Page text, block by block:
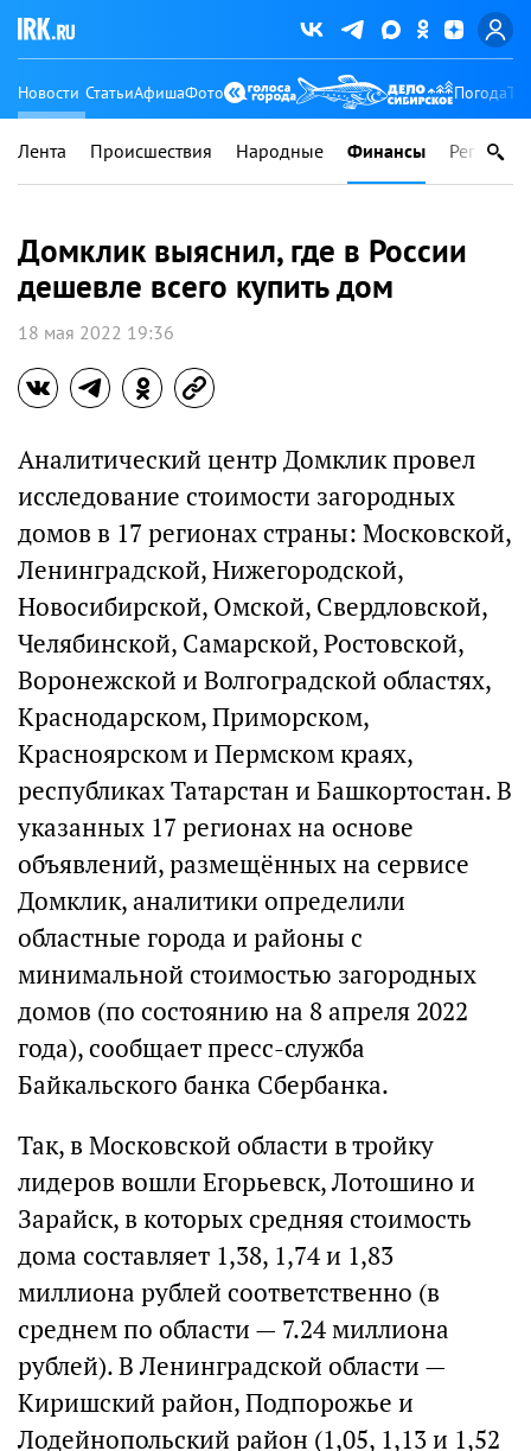
Новости СтатьиАфишаФото Погода
Лента Происшествия Народные Финансы Регионы
Домклик выяснил, где в России
дешевле всего купить дом
18 мая 2022 19:36
Аналитический центр Домклик провел
исследование стоимости загородных
домов в 17 регионах страны: Московской,
Ленинградской, Нижегородской,
Новосибирской, Омской, Свердловской,
Челябинской, Самарской, Ростовской,
Воронежской и Волгоградской областях,
Краснодарском, Приморском,
Красноярском и Пермском краях,
республиках Татарстан и Башкортостан. В
указанных 17 регионах на основе
объявлений, размещённых на сервисе
Домклик, аналитики определили
областные города и районы с
минимальной стоимостью загородных
домов (по состоянию на 8 апреля 2022
года), сообщает пресс-служба
Байкальского банка Сбербанка.
Так, в Московской области в тройку
лидеров вошли Егорьевск, Лотошино и
Зарайск, в которых средняя стоимость
дома составляет 1,38, 1,74 и 1,83
миллиона рублей соответственно (в
среднем по области — 7.24 миллиона
рублей). В Ленинградской области —
Киришский район, Подпорожье и
Лодейнопольский район (1,05, 1,13 и 1,52